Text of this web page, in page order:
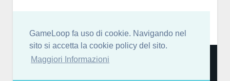
GameLoop fa uso di cookie. Navigando nel
sito si accetta la cookie policy del sito.
Maggiori Informazioni
Community italiana per sviluppatori di videogiochi: news,
blog, forum, chat discord, risorse, guide, tutorial e molto